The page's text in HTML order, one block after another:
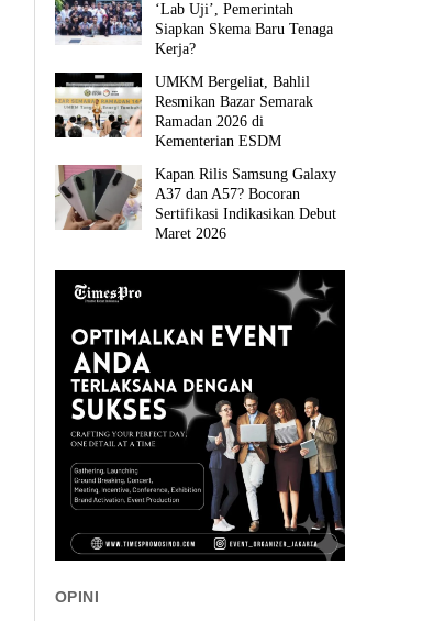
‘Lab Uji’, Pemerintah
Siapkan Skema Baru Tenaga
Kerja?
UMKM Bergeliat, Bahlil
Resmikan Bazar Semarak
Ramadan 2026 di
Kementerian ESDM
Kapan Rilis Samsung Galaxy
A37 dan A57? Bocoran
Sertifikasi Indikasikan Debut
Maret 2026
OPINI